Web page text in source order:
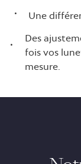
. Une
.
Des
fois vos
mesure.